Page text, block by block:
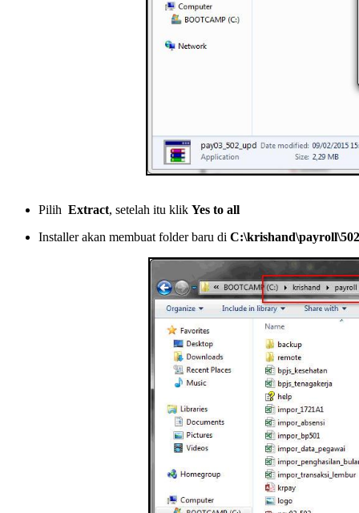
Pilih Extract, setelah itu klik Yes to all
Installer akan membuat folder baru di